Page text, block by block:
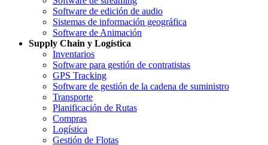
Software de edición de audio
Sistemas de información geográfica
Software de Animación
Supply Chain y Logística
Inventarios
Software para gestión de contratistas
GPS Tracking
Software de gestión de la cadena de suministro
Transporte
Planificación de Rutas
Compras
Logística
Gestión de Flotas